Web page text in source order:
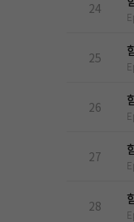
24
25
26
27
28